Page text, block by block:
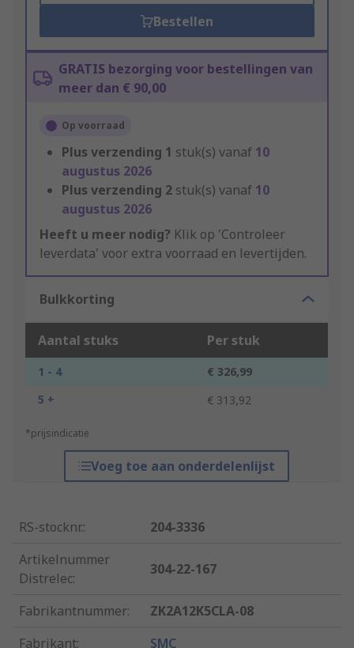
Bestellen
GRATIS bezorging voor bestellingen van
meer dan € 90,00
Op voorraad
Plus verzending 1 stuk(s) vanaf 10
augustus 2026
Plus verzending 2 stuk(s) vanaf 10
augustus 2026
Heeft u meer nodig? Klik op 'Controleer
leverdata' voor extra voorraad en levertijden.
Bulkkorting
Aantal stuks Per stuk
1 - 4
€ 326,99
5 +
€ 313,92
*prijsindicatie
Voeg toe aan onderdelenlijst
RS-stocknr.:
204-3336
Artikelnummer
Distrelec:
304-22-167
Fabrikantnummer:
ZK2A12K5CLA-08
Fabrikant: SMC